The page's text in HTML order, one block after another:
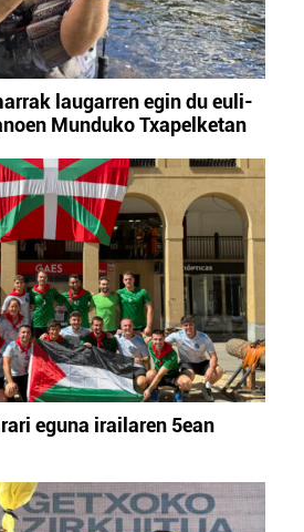
laugarren egin du euli-
Munduko Txapelketan
eguna irailaren 5ean